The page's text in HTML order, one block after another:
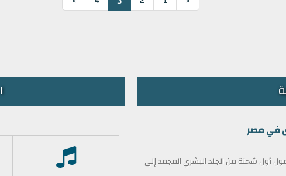
في مصر
شحنة من الجلد البشري المجمد إلى